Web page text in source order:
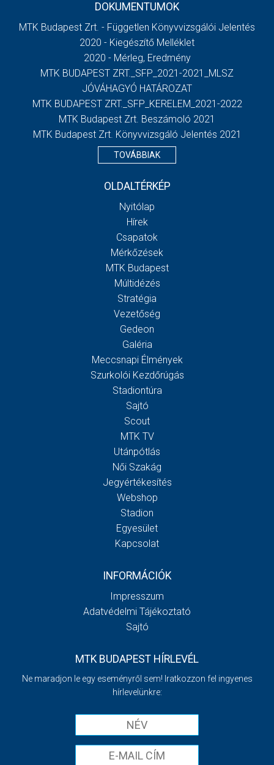
DOKUMENTUMOK
MTK Budapest Zrt. - Független Könyvvizsgálói Jelentés
2020 - Kiegészítő Melléklet
2020 - Mérleg, Eredmény
MTK BUDAPEST ZRT._SFP_2021-2021_MLSZ
JÓVÁHAGYÓ HATÁROZAT
MTK BUDAPEST ZRT._SFP_KERELEM_2021-2022
MTK Budapest Zrt. Beszámoló 2021
MTK Budapest Zrt. Könyvvizsgáló Jelentés 2021
TOVÁBBIAK
OLDALTÉRKÉP
Nyitólap
Hírek
Csapatok
Mérkőzések
MTK Budapest
Múltidézés
Stratégia
Vezetőség
Gedeon
Galéria
Meccsnapi Élmények
Szurkolói Kezdőrúgás
Stadiontúra
Sajtó
Scout
MTK TV
Utánpótlás
Női Szakág
Jegyértékesítés
Webshop
Stadion
Egyesület
Kapcsolat
INFORMÁCIÓK
Impresszum
Adatvédelmi Tájékoztató
Sajtó
MTK BUDAPEST HÍRLEVÉL
Ne maradjon le egy eseményről sem! Iratkozzon fel ingyenes
hírlevelünkre: